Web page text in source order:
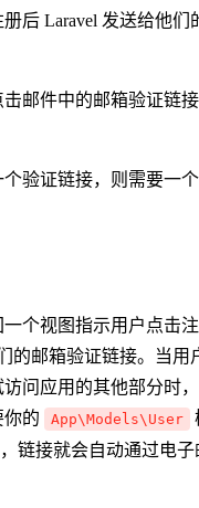
后 Laravel 发送给他们
邮件中的邮箱验证链
验证链接，则需要一
个视图指示用户点击
的邮箱验证链接。当用
问应用的其他部分时
你的
App\Models\User
链接就会自动通过电子